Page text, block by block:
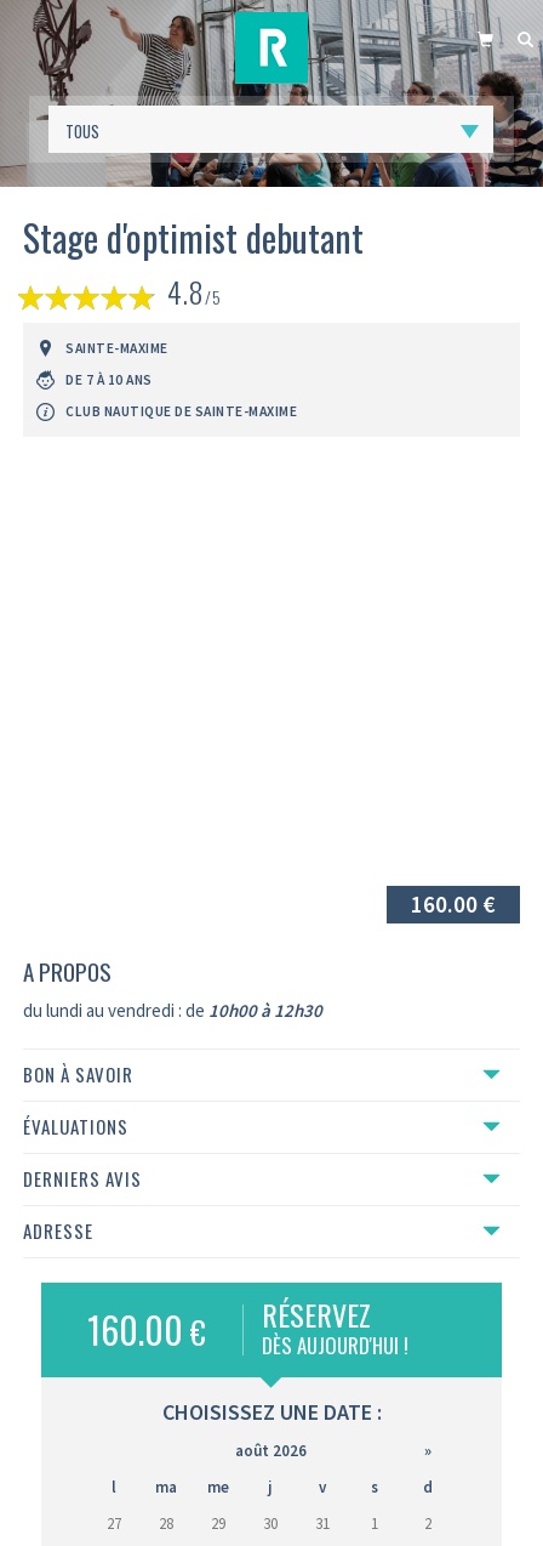
PANIER
Stage d'optimist debutant
4.8/5
SAINTE-MAXIME
DE 7 À 10 ANS
CLUB NAUTIQUE DE SAINTE-MAXIME
160.00 €
A PROPOS
du lundi au vendredi : de 10h00 à 12h30
BON À SAVOIR
ÉVALUATIONS
DERNIERS AVIS
ADRESSE
160.00 € RÉSERVEZ
DÈS AUJOURD'HUI !
CHOISISSEZ UNE DATE :
août 2026
»
l
ma me j v s
d
27
28 29 30 31 1
2